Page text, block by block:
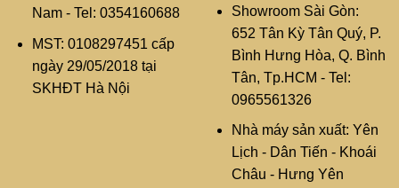
Nam - Tel: 0354160688
MST: 0108297451 cấp
ngày 29/05/2018 tại
SKHĐT Hà Nội
Showroom Sài Gòn:
652 Tân Kỳ Tân Quý, P.
Bình Hưng Hòa, Q. Bình
Tân, Tp.HCM - Tel:
0965561326
Nhà máy sản xuất: Yên
Lịch - Dân Tiến - Khoái
Châu - Hưng Yên